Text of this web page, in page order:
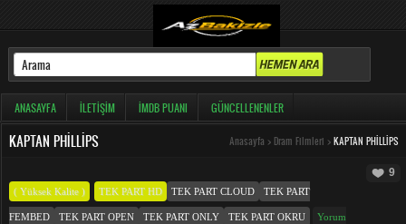
ANASAYFA İLETIŞIM İMDB PUANI GÜNCELLENENLER
KAPTAN PHILLIPS Anasayfa > Dram Filmleri > KAPTAN PHILLIPS
9
( Yüksek Kalite ) TEK PART HD TEK PART CLOUD TEK PART
FEMBED TEK PART OPEN TEK PART ONLY TEK PART OKRU Yorum